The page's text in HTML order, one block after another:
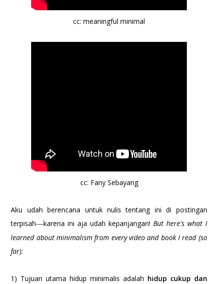
cc: meaningful minimal
cc: Fany Sebayang
Aku udah berencana untuk nulis tentang ini di postingan
terpisah—karena ini aja udah kepanjangan! But here's what I
learned about minimalism from every video and book I read (so
far):
1) Tujuan utama hidup minimalis adalah hidup cukup dan